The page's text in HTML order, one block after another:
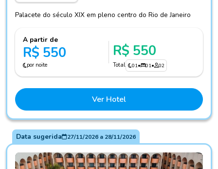
Palacete do século XIX em pleno centro do Rio de Janeiro
A partir de
R$ 550
por noite
R$ 550
Total 01• 01• 02
Ver Hotel
Data sugerida 27/11/2026a 28/11/2026